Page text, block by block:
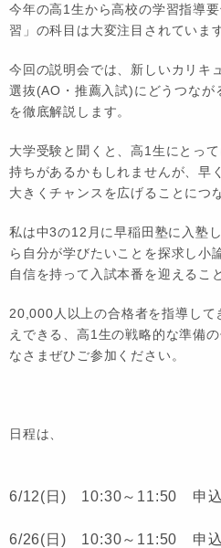
今年の高1生から高校の学習指導
習」の科目は大変注目されています
今回の説明会では、新しいカリキ
選抜(AO・推薦入試)にどうつなが
を徹底解説します。
大学受験と聞くと、高1生にとっ
持ちがあるかもしれませんが、早
大きくチャンスを広げる ことにつ
私は中3の12月に早稲田塾に入塾
ら自分が学びたいことを探求し小
自信を持って入試本番を迎えるこ
20,000人以上の合格者を指導して
えできる、 高1生の戦略的な準備
なさまぜひご参加ください。
日程は、
6/12(日) 10:30～11:50 申込
6/26(日) 10:30～11:50 申込